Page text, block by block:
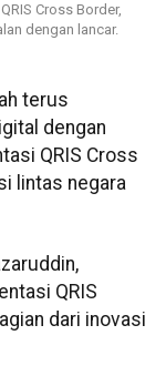
Cross Border,
dengan lancar.
terus
dengan
QRIS Cross
lintas negara
QRIS
dari inovasi